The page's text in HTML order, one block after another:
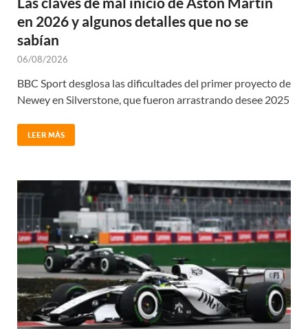
en 2026 y algunos detalles que no se
sabían
06/08/2026
BBC Sport desglosa las dificultades del primer proyecto de
Newey en Silverstone, que fueron arrastrando desee 2025
LEER MÁS